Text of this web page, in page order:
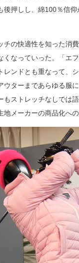
後押しし、綿100％信
の快適性を知った消
くなっていった。「エ
レンドとも重なって、
ウターまであらゆる服
もストレッチなしでは
地メーカーの商品化への